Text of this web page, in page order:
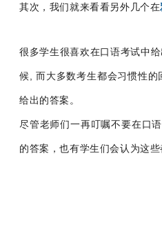
其次，我们就来看看另外几个在
很多学生很喜欢在口语考试中
候, 而大多数考生都会习惯性的
给出的答案。
尽管老师们一再叮嘱不要在口
的答案，也有学生们会认为这